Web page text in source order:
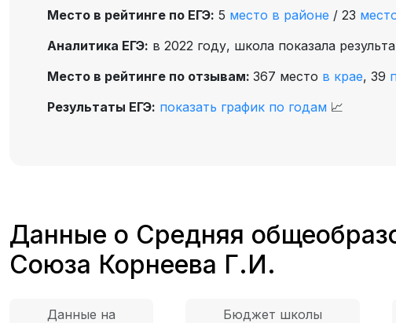
Место в рейтинге по ЕГЭ: 5 место в районе / 23
Аналитика ЕГЭ: в 2022 году, школа показала
Место в рейтинге по отзывам: 367 место в крае, 39
Результаты ЕГЭ: показать график по годам 📈
Данные о Средняя
Союза Корнеева Г.И.
Данные на
Бюджет школы